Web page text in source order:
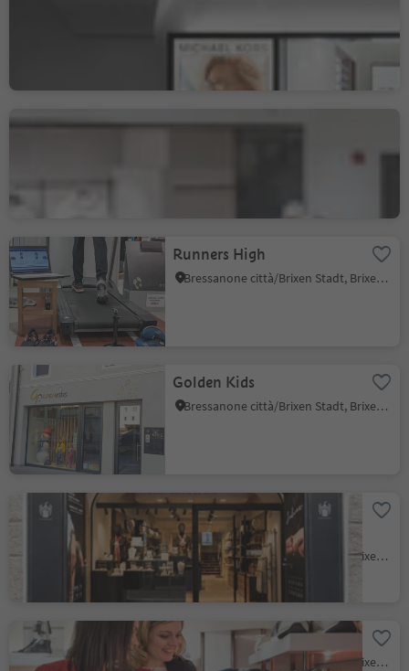
Sportler
Bressanone città/Brixen Stadt, Brixen/Bressanone, Brixen/Bressanone and environs
Runners High
Bressanone città/Brixen Stadt, Brixen/Bressanone, Brixen/Bressanone and environs
Golden Kids
Bressanone città/Brixen Stadt, Brixen/Bressanone, Brixen/Bressanone and environs
Schmid & von Bosio –
Jewellery & Accessories
Manufacture
Brixen Stadt/Bressanone città, Brixen/Bressanone, Brixen/Bressanone and environs
Mode Erhard
Bressanone città/Brixen Stadt, Brixen/Bressanone, Brixen/Bressanone and environs